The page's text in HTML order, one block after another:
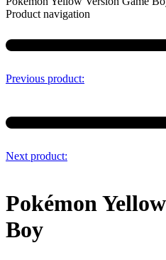
Product navigation
Previous product:
Next product:
Pokémon
Boy